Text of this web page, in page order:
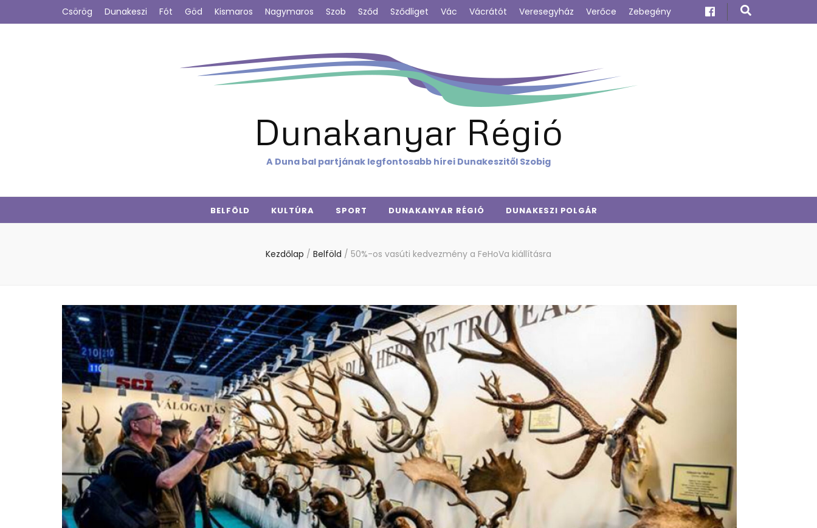
Csörög Dunakeszi Fót Göd Kismaros Nagymaros Szob Sződ Sződliget Vác Vácrátót Veresegyház Verőce Zebegény
Dunakanyar Régió
A Duna bal partjának legfontosabb hírei Dunakeszitől Szobig
BELFÖLD KULTÚRA SPORT DUNAKANYAR RÉGIÓ DUNAKESZI POLGÁR
Kezdőlap / Belföld / 50%-os vasúti kedvezmény a FeHoVa kiállításra